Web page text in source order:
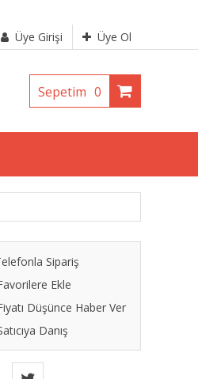
Üye Girişi
Üye Ol
Sepetim 0
Sipariş
Ekle
Düşünce Haber Ver
Danış